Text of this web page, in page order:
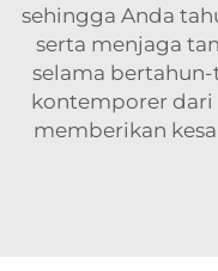
sehingga Anda
serta menjaga
selama
kontemporer
memberikan